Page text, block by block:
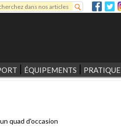
de recherche
ÉQUIPEMENTS PRATIQUE
quad d'occasion